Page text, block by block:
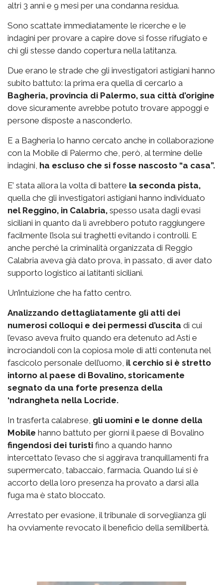
altri 3 anni e 9 mesi per una condanna residua.
Sono scattate immediatamente le ricerche e le
indagini per provare a capire dove si fosse rifugiato e
chi gli stesse dando copertura nella latitanza.
Due erano le strade che gli investigatori astigiani hanno
subito battuto: la prima era quella di cercarlo a
Bagheria, provincia di Palermo, sua città d’origine
dove sicuramente avrebbe potuto trovare appoggi e
persone disposte a nasconderlo.
E a Bagheria lo hanno cercato anche in collaborazione
con la Mobile di Palermo che, però, al termine delle
indagini, ha escluso che si fosse nascosto “a casa”.
E’ stata allora la volta di battere la seconda pista,
quella che gli investigatori astigiani hanno individuato
nel Reggino, in Calabria, spesso usata dagli evasi
siciliani in quanto da lì avrebbero potuto raggiungere
facilmente l’isola sui traghetti evitando i controlli. E
anche perché la criminalità organizzata di Reggio
Calabria aveva già dato prova, in passato, di aver dato
supporto logistico ai latitanti siciliani.
Un’intuizione che ha fatto centro.
Analizzando dettagliatamente gli atti dei
numerosi colloqui e dei permessi d’uscita di cui
l’evaso aveva fruito quando era detenuto ad Asti e
incrociandoli con la copiosa mole di atti contenuta nel
fascicolo personale dell’uomo, il cerchio si è stretto
intorno al paese di Bovalino, storicamente
segnato da una forte presenza della
‘ndrangheta nella Locride.
In trasferta calabrese, gli uomini e le donne della
Mobile hanno battuto per giorni il paese di Bovalino
fingendosi dei turisti fino a quando hanno
intercettato l’evaso che si aggirava tranquillamenti fra
supermercato, tabaccaio, farmacia. Quando lui si è
accorto della loro presenza ha provato a darsi alla
fuga ma è stato bloccato.
Arrestato per evasione, il tribunale di sorveglianza gli
ha ovviamente revocato il beneficio della semilibertà.